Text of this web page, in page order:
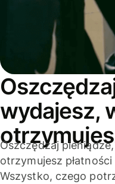
wydajesz,
Oszczędzaj
otrzymujesz
Wszystko, czego